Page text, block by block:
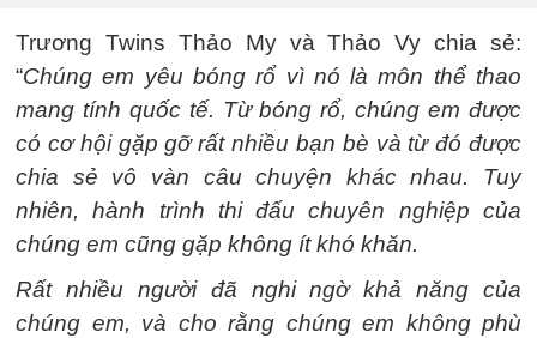
Trương Twins Thảo My và Thảo Vy chia sẻ:
“Chúng em yêu bóng rổ vì nó là môn thể thao
mang tính quốc tế. Từ bóng rổ, chúng em được
có cơ hội gặp gỡ rất nhiều bạn bè và từ đó được
chia sẻ vô vàn câu chuyện khác nhau. Tuy
nhiên, hành trình thi đấu chuyên nghiệp của
chúng em cũng gặp không ít khó khăn.
Rất nhiều người đã nghi ngờ khả năng của
chúng em, và cho rằng chúng em không phù